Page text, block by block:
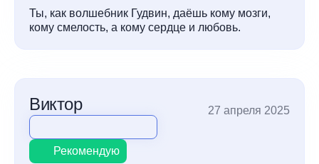
Ты, как волшебник Гудвин, даёшь кому мозги,
кому смелость, а кому сердце и любовь.
Виктор 27 апреля 2025
Рекомендую